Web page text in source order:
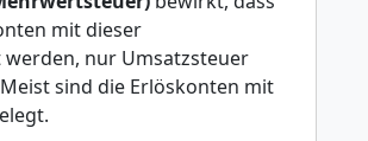
mit dieser
nur Umsatzsteuer
sind die Erlöskonten mit